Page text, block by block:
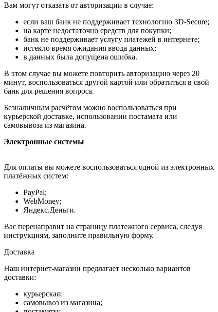
Вам могут отказать от авторизации в случае:
если ваш банк не поддерживает технологию 3D-Secure;
на карте недостаточно средств для покупки;
банк не поддерживает услугу платежей в интернете;
истекло время ожидания ввода данных;
в данных была допущена ошибка.
В этом случае вы можете повторить авторизацию через 20
минут, воспользоваться другой картой или обратиться в свой
банк для решения вопроса.
Безналичным расчётом можно воспользоваться при
курьерской доставке, использовании постамата или
самовывоза из магазина.
Электронные системы
Для оплаты вы можете воспользоваться одной из электронных
платёжных систем:
PayPal;
WebMoney;
Яндекс.Деньги.
Вас перенаправит на страницу платежного сервиса, следуя
инструкциям, заполните правильную форму.
Доставка
Наш интернет-магазин предлагает несколько вариантов
доставки:
курьерская;
самовывоз из магазина;